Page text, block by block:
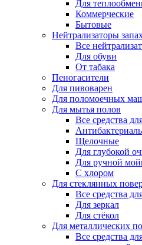
Для
Коммерческие
Бытовые
Нейтрализаторы
Все
Для обуви
От табака
Пеногасители
Для пивоварен
Для поломоечных
Для мытья полов
Все средства
Щелочные
Для глубокой
Для ручной
С хлором
Для стеклянных
Все средства
Для зеркал
Для стёкол
Для металлических
Все средства